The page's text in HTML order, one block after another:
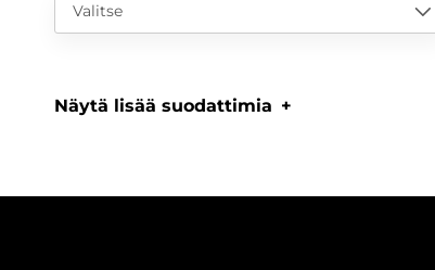
Valitse
Näytä lisää suodattimia